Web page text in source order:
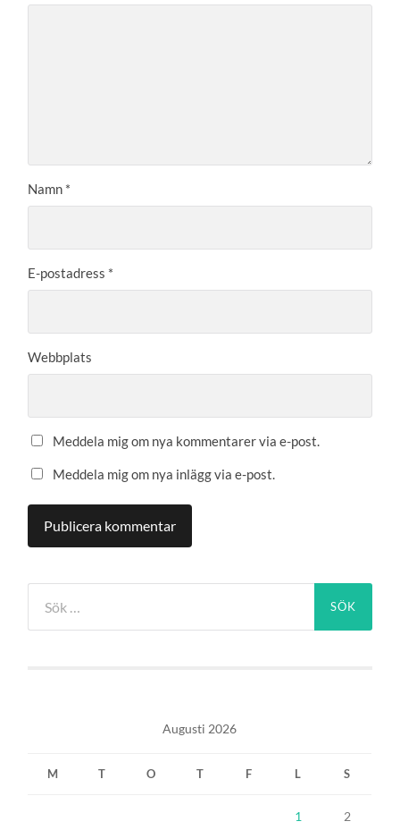
Namn *
E-postadress *
Webbplats
Meddela mig om nya kommentarer via e-post.
Meddela mig om nya inlägg via e-post.
efter:
Augusti 2026
M T O T F L S
1 2